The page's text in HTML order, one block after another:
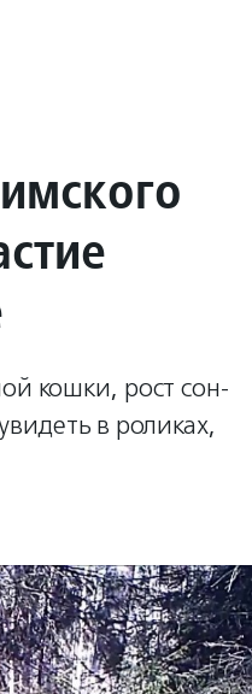
кошки, рост сон-
в роликах,